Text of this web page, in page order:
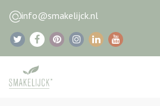
info@smakelijck.nl